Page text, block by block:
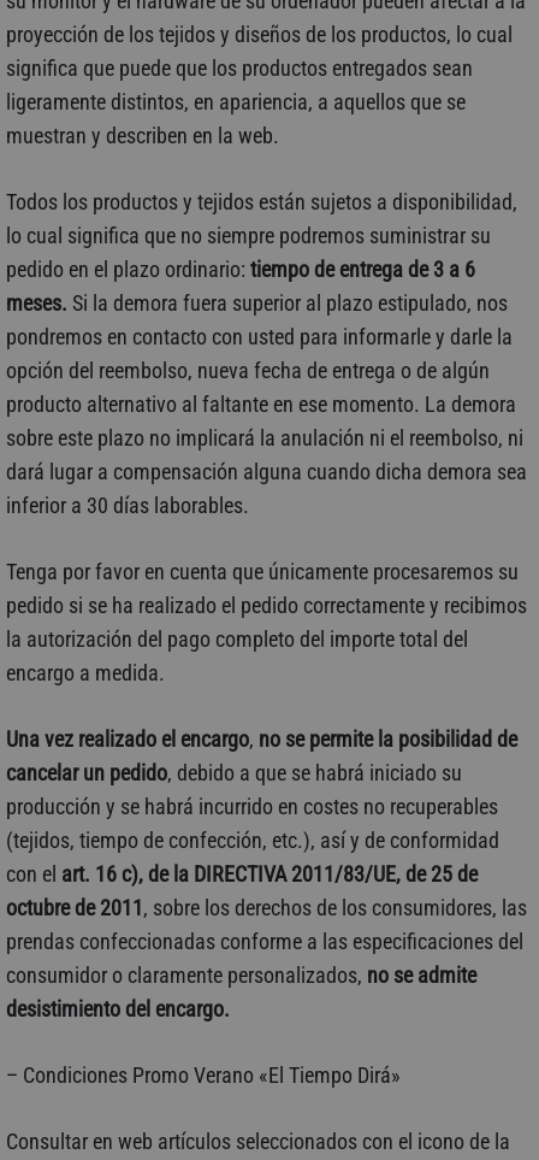
proyección de los tejidos y diseños de los productos, lo cual
significa que puede que los productos entregados sean
ligeramente distintos, en apariencia, a aquellos que se
muestran y describen en la web.
Todos los productos y tejidos están sujetos a disponibilidad,
lo cual significa que no siempre podremos suministrar su
pedido en el plazo ordinario: tiempo de entrega de 3 a 6
meses. Si la demora fuera superior al plazo estipulado, nos
pondremos en contacto con usted para informarle y darle la
opción del reembolso, nueva fecha de entrega o de algún
producto alternativo al faltante en ese momento. La demora
sobre este plazo no implicará la anulación ni el reembolso, ni
dará lugar a compensación alguna cuando dicha demora sea
inferior a 30 días laborables.
Tenga por favor en cuenta que únicamente procesaremos su
pedido si se ha realizado el pedido correctamente y recibimos
la autorización del pago completo del importe total del
encargo a medida.
Una vez realizado el encargo, no se permite la posibilidad de
cancelar un pedido, debido a que se habrá iniciado su
producción y se habrá incurrido en costes no recuperables
(tejidos, tiempo de confección, etc.), así y de conformidad
con el art. 16 c), de la DIRECTIVA 2011/83/UE, de 25 de
octubre de 2011, sobre los derechos de los consumidores, las
prendas confeccionadas conforme a las especificaciones del
consumidor o claramente personalizados, no se admite
desistimiento del encargo.
– Condiciones Promo Verano «El Tiempo Dirá»
Consultar en web artículos seleccionados con el icono de la